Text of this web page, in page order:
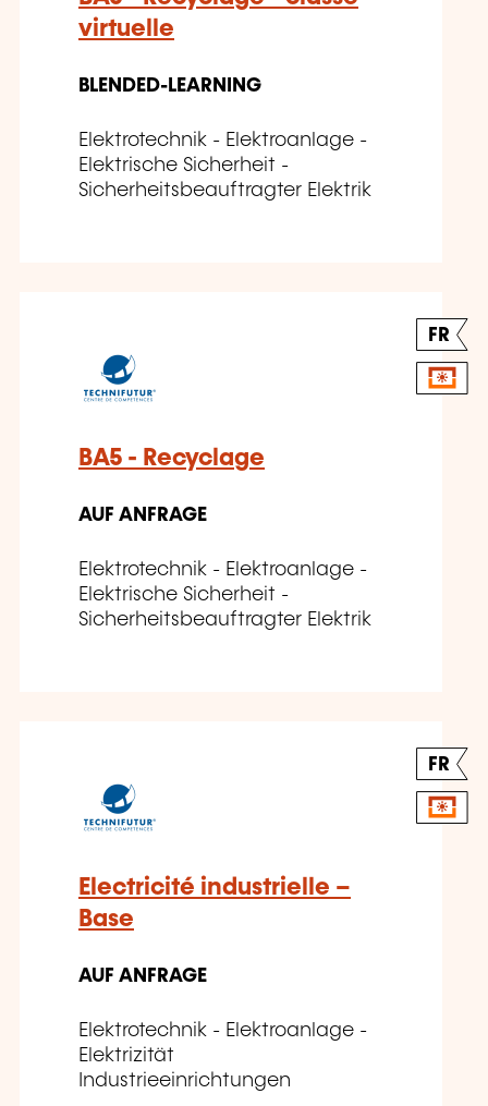
virtuelle
BLENDED-LEARNING
Elektrotechnik - Elektroanlage -
Elektrische Sicherheit -
Sicherheitsbeauftragter Elektrik
FR
BA5 - Recyclage
AUF ANFRAGE
Elektrotechnik - Elektroanlage -
Elektrische Sicherheit -
Sicherheitsbeauftragter Elektrik
FR
Electricité industrielle –
Base
AUF ANFRAGE
Elektrotechnik - Elektroanlage -
Elektrizität
Industrieeinrichtungen